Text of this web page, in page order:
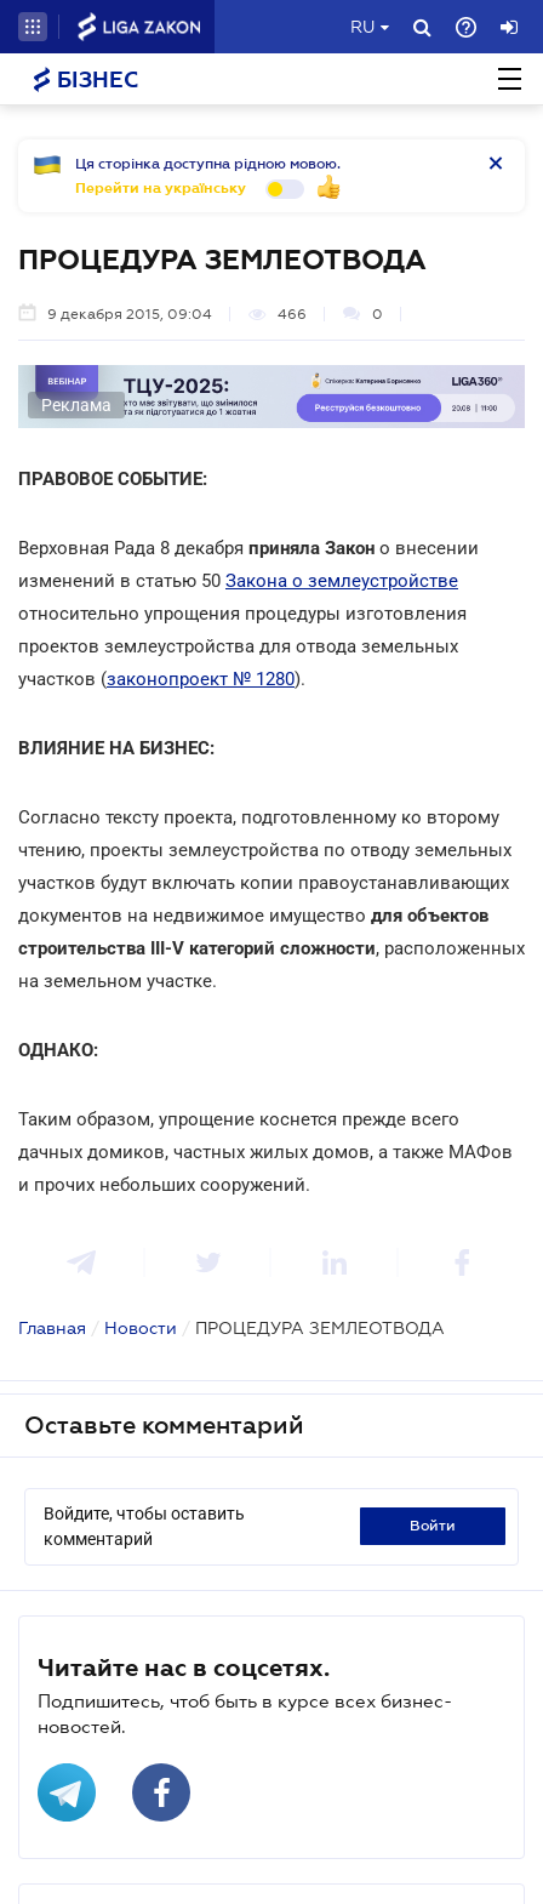
RU
БІЗНЕС
Ця сторінка доступна рідною мовою.
Перейти на українську
ПРОЦЕДУРА ЗЕМЛЕОТВОДА
9 декабря 2015, 09:04 466 0
Реклама
ПРАВОВОЕ СОБЫТИЕ:
Верховная Рада 8 декабря приняла Закон о внесении
изменений в статью 50 Закона о землеустройстве
относительно упрощения процедуры изготовления
проектов землеустройства для отвода земельных
участков (законопроект № 1280).
ВЛИЯНИЕ НА БИЗНЕС:
Согласно тексту проекта, подготовленному ко второму
чтению, проекты землеустройства по отводу земельных
участков будут включать копии правоустанавливающих
документов на недвижимое имущество для объектов
строительства III-V категорий сложности, расположенных
на земельном участке.
ОДНАКО:
Таким образом, упрощение коснется прежде всего
дачных домиков, частных жилых домов, а также МАФов
и прочих небольших сооружений.
Главная / Новости / ПРОЦЕДУРА ЗЕМЛЕОТВОДА
Оставьте комментарий
Войдите, чтобы оставить
комментарий
войти
Читайте нас в соцсетях.
Подпишитесь, чтоб быть в курсе всех бизнес-
новостей.